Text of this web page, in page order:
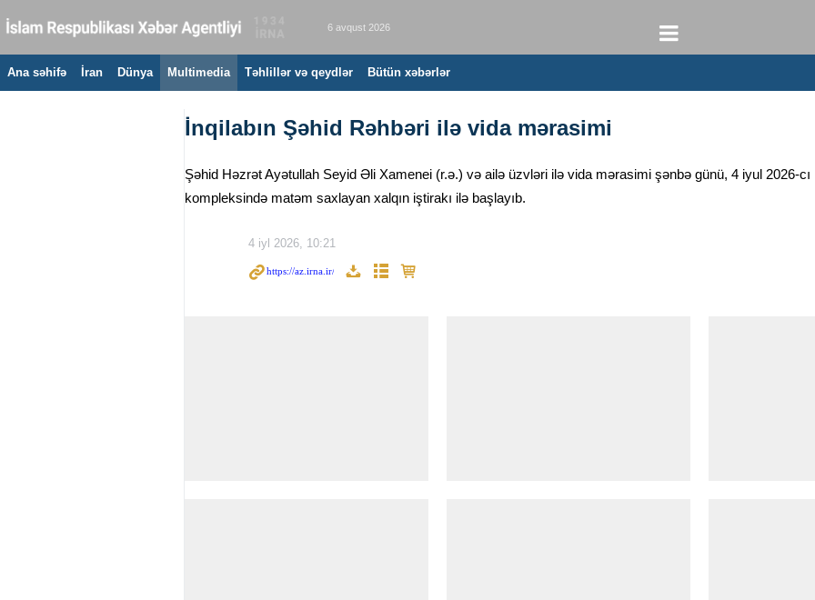
6 avqust 2026
Ana səhifə İran Dünya Multimedia Təhlillər və qeydlər Bütün xəbərlər
İnqilabın Şəhid Rəhbəri ilə vida mərasimi
Şəhid Həzrət Ayətullah Seyid Əli Xamenei (r.ə.) və ailə üzvləri ilə vida mərasimi şənbə günü, 4 iyul 2026-cı
kompleksində matəm saxlayan xalqın iştirakı ilə başlayıb.
4 iyl 2026, 10:21